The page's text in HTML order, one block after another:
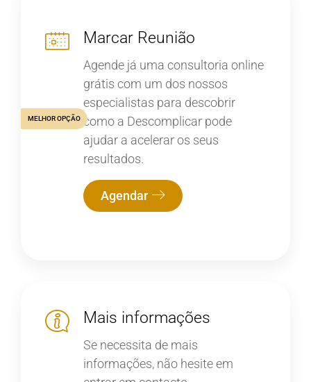
Marcar Reunião
Agende já uma consultoria online
grátis com um dos nossos
especialistas para descobrir
como a Descomplicar pode
ajudar a acelerar os seus
resultados.
Agendar
MELHOR OPÇÃO
Mais informações
Se necessita de mais
informações, não hesite em